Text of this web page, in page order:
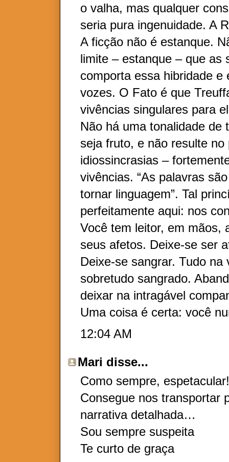
o valha, mas qualquer
seria pura ingenuidade. A
A ficção não é estanque.
limite – estanque – que as
comporta essa hibridade
vozes. O Fato é que
vivências singulares para
Não há uma tonalidade de
seja fruto, e não resulte
idiossincrasias –
vivências. “As palavras
tornar linguagem”. Tal
perfeitamente aqui: nos
Você tem leitor, em mãos,
seus afetos. Deixe-se ser
Deixe-se sangrar. Tudo
sobretudo sangrado.
deixar na intragável
Uma coisa é certa: você
12:04 AM
Mari disse...
Como sempre,
Consegue nos transportar
narrativa detalhada…
Sou sempre suspeita
Te curto de graça